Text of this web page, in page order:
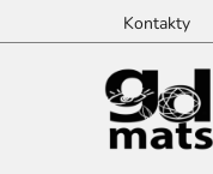
na
Kontakty